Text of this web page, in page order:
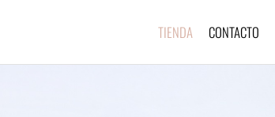
TIENDA CONTACTO